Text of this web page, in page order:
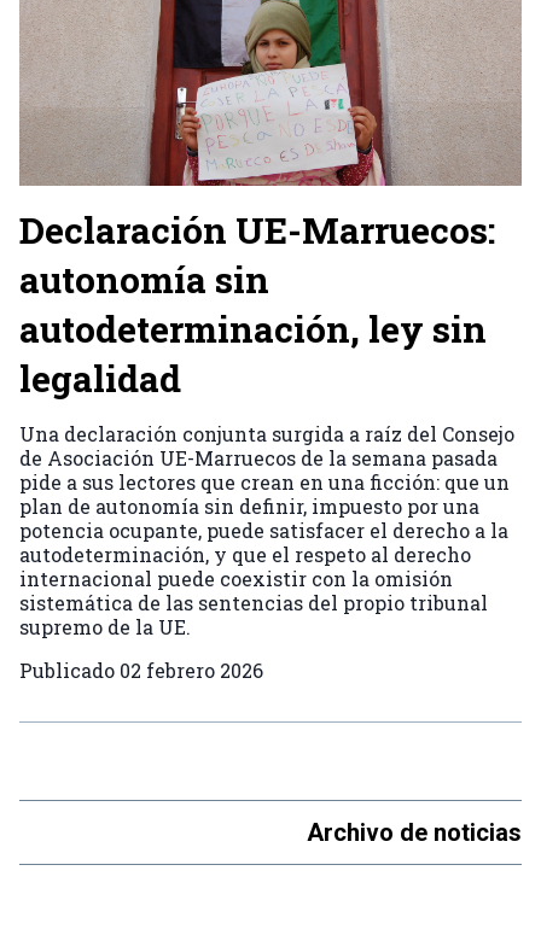
Declaración UE-Marruecos:
autonomía sin
autodeterminación, ley sin
legalidad
Una declaración conjunta surgida a raíz del Consejo
de Asociación UE-Marruecos de la semana pasada
pide a sus lectores que crean en una ficción: que un
plan de autonomía sin definir, impuesto por una
potencia ocupante, puede satisfacer el derecho a la
autodeterminación, y que el respeto al derecho
internacional puede coexistir con la omisión
sistemática de las sentencias del propio tribunal
supremo de la UE.
Publicado 02 febrero 2026
Archivo de noticias